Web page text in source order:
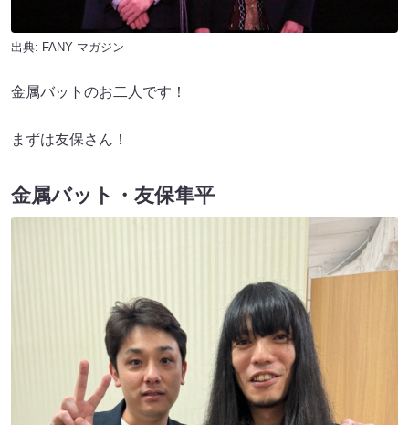
出典: FANY マガジン
金属バットのお二人です！
まずは友保さん！
金属バット・友保隼平